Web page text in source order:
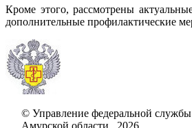
Кроме этого, рассмотрены
дополнительные профилактические
© Управление федеральной службы
Амурской области , 2026